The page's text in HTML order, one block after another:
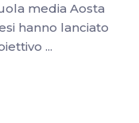
media Aosta
hanno lanciato